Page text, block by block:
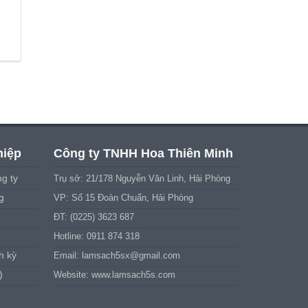
ty
kỳ
Công ty TNHH Hoa Thiên Minh
Trụ sở: 21/178 Nguyễn Văn Linh, Hải Phòng
VP: Số 15 Đoàn Chuẩn, Hải Phòng
ĐT: (0225) 3623 687
Hotline: 0911 874 318
Email: lamsach5sx@gmail.com
Website: www.lamsach5s.com